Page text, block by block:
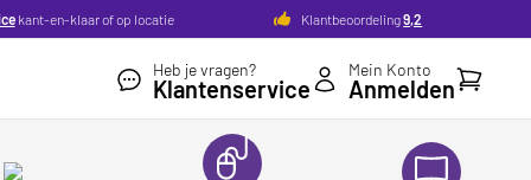
kant-en-klaar of op locatie Klantbeoordeling9,2
Heb je vragen?
Klantenservice
Mein Konto
AnmeldenIhr